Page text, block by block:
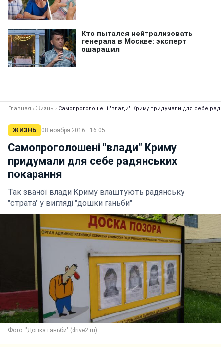
Главная › Жизнь › Самопроголошені "влади" Криму придумали для себе
ЖИЗНЬ 08 ноября 2016 · 16:05
Самопроголошені "влади" Криму
придумали для себе радянських
покарання
Так званої влади Криму влаштують радянську
"страта" у вигляді "дошки ганьби"
Фото: "Дошка ганьби" (drive2.ru)